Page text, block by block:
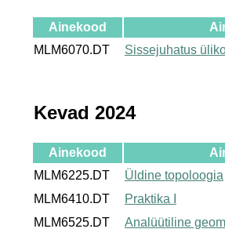
Ainekood
MLM6070.DT
Sissejuhatus
Kevad 2024
Ainekood
MLM6225.DT
Üldine topoloogia
MLM6410.DT
Praktika I
MLM6525.DT
Analüütiline